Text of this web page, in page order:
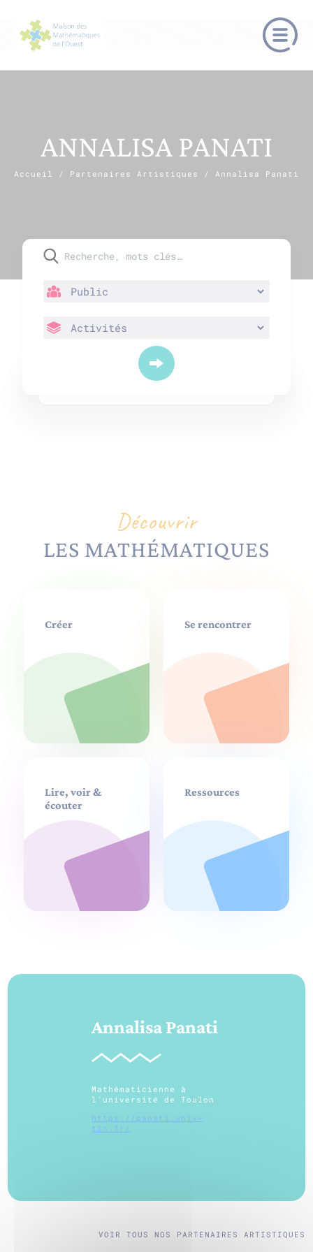
ANNALISA PANATI
Accueil / Partenaires Artistiques / Annalisa Panati
Découvrir
LES MATHÉMATIQUES
Créer Se rencontrer
Lire, voir &
écouter
Ressources
Annalisa Panati
Mathématicienne à
l’université de Toulon
https://panati.univ-
tln.fr/
VOIR TOUS NOS PARTENAIRES ARTISTIQUES